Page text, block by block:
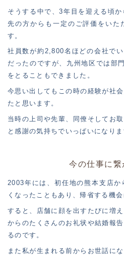
そうする中で、3年目を迎える頃
先の方からも一定のご評価をいた
す。
社員数が約2,800名ほどの会社で
だったのですが、九州地区では部
をとることもできました。
今思い出してもこの時の経験が社
たと思います。
当時の上司や先輩、同僚そしてお
と感謝の気持ちでいっぱいになりま
今の仕事に繋
2003年には、初任地の熊本支店
くなったこともあり、帰省する機
すると、店舗に顔を出すたびに増
からのたくさんのお礼状や結婚報
るのです。
また私が生まれる前からお世話に